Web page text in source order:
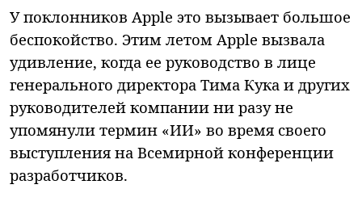
У поклонников Apple это вызывает большое
беспокойство. Этим летом Apple вызвала
удивление, когда ее руководство в лице
генерального директора Тима Кука и других
руководителей компании ни разу не
упомянули термин «ИИ» во время своего
выступления на Всемирной конференции
разработчиков.